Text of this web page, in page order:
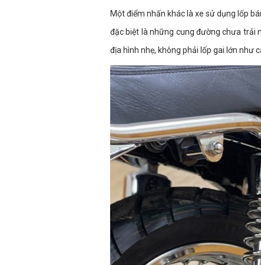
Một điểm nhấn khác là xe sử dụng lốp
đặc biệt là những cung đường chưa trải
địa hình nhẹ, không phải lốp gai lớn như